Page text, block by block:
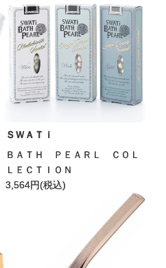
ＳＷＡＴｉ
ＢＡＴＨ ＰＥＡＲＬ ＣＯＬ
ＬＥＣＴＩＯＮ
3,564円(税込)